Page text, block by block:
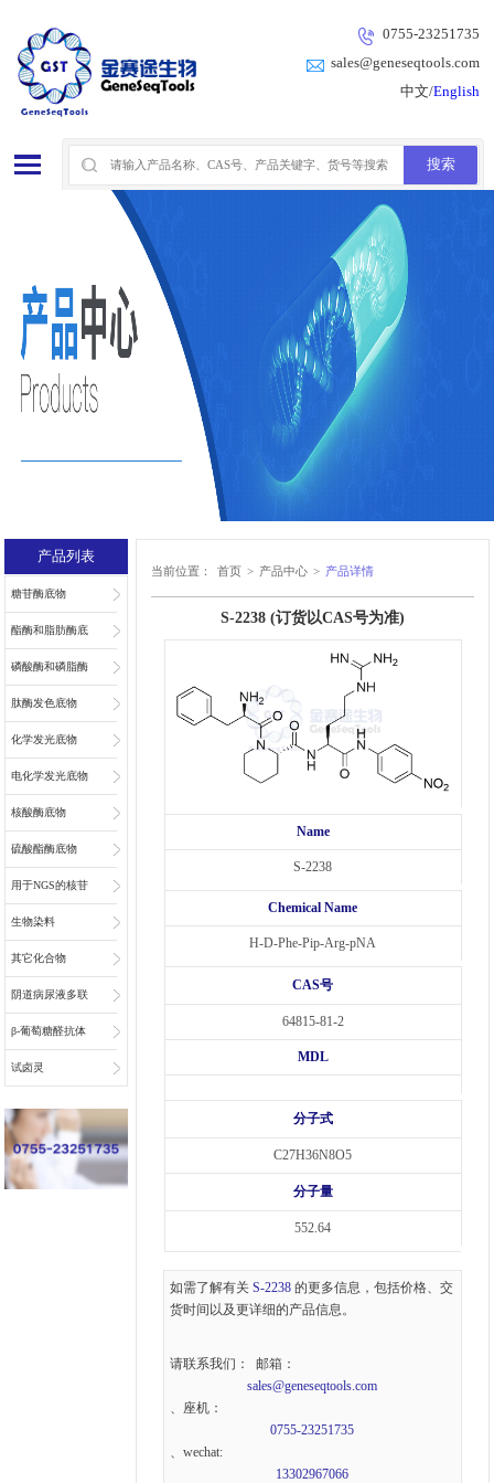
0755-23251735
sales@geneseqtools.com
中文/English
产品列表
糖苷酶底物
酯酶和脂肪酶底
物
磷酸酶和磷脂酶
底物
肽酶发色底物
化学发光底物
电化学发光底物
核酸酶底物
硫酸酯酶底物
用于NGS的核苷
和核苷酸
生物染料
其它化合物
阴道病尿液多联
检底物
β-葡萄糖醛抗体
偶联物连接子
试卤灵
当前位置： 首页 > 产品中心 > 产品详情
S-2238 (订货以CAS号为准)
Name
S-2238
Chemical Name
H-D-Phe-Pip-Arg-pNA
CAS号
64815-81-2
MDL
分子式
C27H36N8O5
分子量
552.64
如需了解有关S-2238 的更多信息，包括价格、交
货时间以及更详细的产品信息。
请联系我们： 邮箱：
sales@geneseqtools.com
、座机：
0755-23251735
、wechat:
13302967066